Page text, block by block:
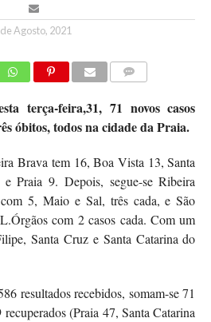
Agosto, 2021
terça-feira,31, 71 novos casos
óbitos, todos na cidade da Praia.
Brava tem 16, Boa Vista 13, Santa
Praia 9. Depois, segue-se Ribeira
5, Maio e Sal, três cada, e São
com 2 casos cada. Com um
Santa Cruz e Santa Catarina do
resultados recebidos, somam-se 71
(Praia 47, Santa Catarina